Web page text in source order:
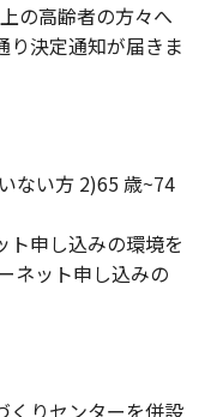
の高齢者の方々へ
り決定通知が届きま
ない方 2)65 歳~74
申し込みの環境を
ネット申し込みの
くりセンターを併設